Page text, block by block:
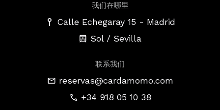
我们在哪里
Calle Echegaray 15 - Madrid
Sol / Sevilla
联系我们
reservas@cardamomo.com
+34 918 05 10 38